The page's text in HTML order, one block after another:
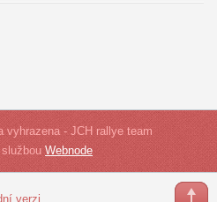
vyhrazena - JCH rallye team
Webnode
verzi